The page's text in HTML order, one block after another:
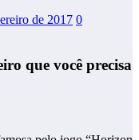
de 2017 0
que você precisa